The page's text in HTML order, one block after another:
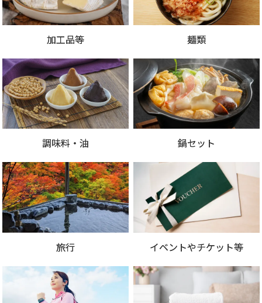
加工品等 麺類
調味料・油 鍋セット
旅行 イベントやチケット等